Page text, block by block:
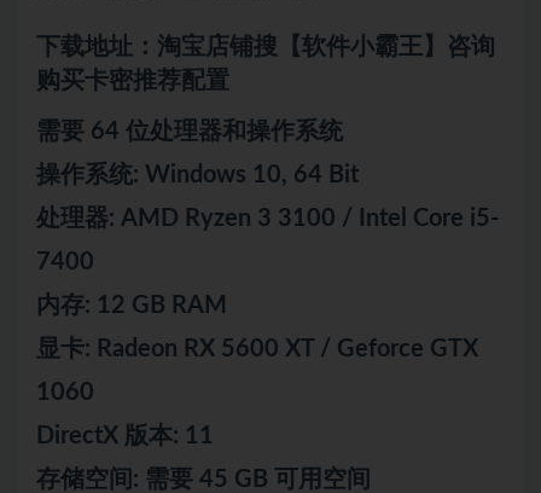
下载地址：淘宝店铺搜【软件小霸王】咨询
购买卡密推荐配置
需要 64 位处理器和操作系统
操作系统: Windows 10, 64 Bit
处理器: AMD Ryzen 3 3100 / Intel Core i5-
7400
内存: 12 GB RAM
显卡: Radeon RX 5600 XT / Geforce GTX
1060
DirectX 版本: 11
存储空间: 需要 45 GB 可用空间